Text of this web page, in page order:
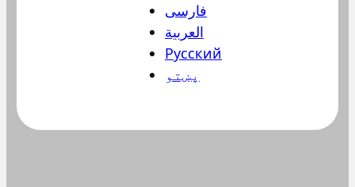
فارسی
العربية
Русский
پښتو